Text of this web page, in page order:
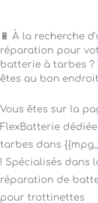
🔋 À la recherche
réparation pour
batterie à tarbes ?
êtes au bon endroit
Vous êtes sur la
FlexBatterie
tarbes dans
! Spécialisés dans
réparation de
pour trottinettes